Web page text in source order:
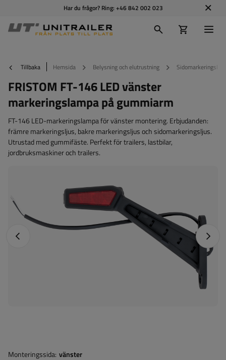
Har du frågor? Ring: +46 842 002 023
Tillbaka Hemsida Belysning och elutrustning
FRISTOM FT-146 LED vänster
markeringslampa på gummiarm
FT-146 LED-markeringslampa för vänster montering. Erbjudanden:
främre markeringsljus, bakre markeringsljus och sidomarkeringsljus.
Utrustad med gummifäste. Perfekt för trailers, lastbilar,
jordbruksmaskiner och trailers.
Föregående foto Nästa
Monteringssida vänster